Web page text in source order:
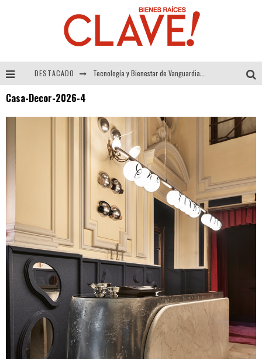
DESTACADO
Alexandra Bedoya – La Constancia detrás de La Paletería
Casa-Decor-2026-4